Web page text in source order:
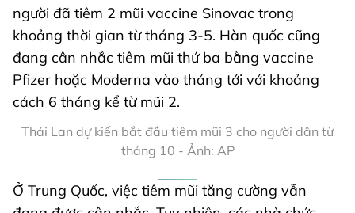
người đã tiêm 2 mũi vaccine Sinovac trong
khoảng thời gian từ tháng 3-5. Hàn quốc cũng
đang cân nhắc tiêm mũi thứ ba bằng vaccine
Pfizer hoặc Moderna vào tháng tới với khoảng
cách 6 tháng kể từ mũi 2.
Thái Lan dự kiến bắt đầu tiêm mũi 3 cho người dân từ
tháng 10 - Ảnh: AP
Ở Trung Quốc, việc tiêm mũi tăng cường vẫn